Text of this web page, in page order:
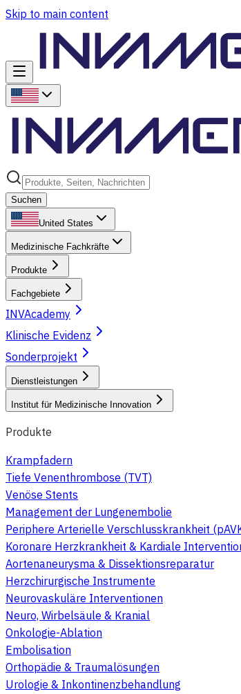
Skip to main content
Suchen
United States
Medizinische Fachkräfte
Produkte
Fachgebiete
INVAcademy
Klinische Evidenz
Sonderprojekt
Dienstleistungen
Institut für Medizinische Innovation
Produkte
Krampfadern
Tiefe Venenthrombose (TVT)
Venöse Stents
Management der Lungenembolie
Periphere Arterielle Verschlusskrankheit
Koronare Herzkrankheit & Kardiale
Aortenaneurysma & Dissektionsreparatur
Herzchirurgische Instrumente
Neurovaskuläre Interventionen
Neuro, Wirbelsäule & Kranial
Onkologie-Ablation
Embolisation
Orthopädie & Traumalösungen
Urologie & Inkontinenzbehandlung